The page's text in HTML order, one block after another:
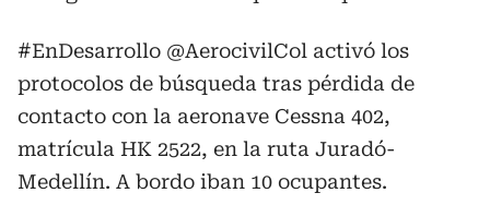
#EnDesarrollo @AerocivilCol activó los
protocolos de búsqueda tras pérdida de
contacto con la aeronave Cessna 402,
matrícula HK 2522, en la ruta Juradó-
Medellín. A bordo iban 10 ocupantes.